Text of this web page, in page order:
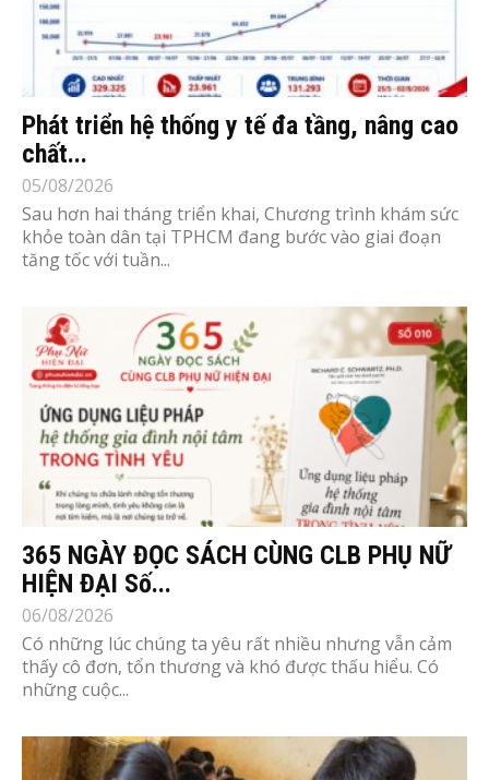
Phát triển hệ thống y tế đa tầng, nâng cao
chất...
05/08/2026
Sau hơn hai tháng triển khai, Chương trình khám sức
khỏe toàn dân tại TPHCM đang bước vào giai đoạn
tăng tốc với tuần...
365 NGÀY ĐỌC SÁCH CÙNG CLB PHỤ NỮ
HIỆN ĐẠI Số...
06/08/2026
Có những lúc chúng ta yêu rất nhiều nhưng vẫn cảm
thấy cô đơn, tổn thương và khó được thấu hiểu. Có
những cuộc...